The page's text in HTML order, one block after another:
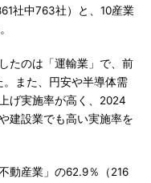
社中763社）と、10産業
たのは「運輸業」で、前
また、円安や半導体需
げ実施率が高く、2024
建設業でも高い実施率を
動産業」の62.9％（216